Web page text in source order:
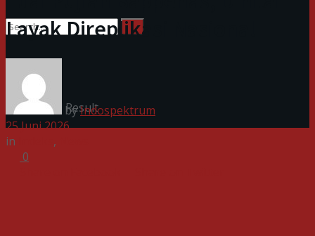
View All Result
Layak Direplikasi Nasional
byIndospektrum
25 Juni 2026
in
,
0